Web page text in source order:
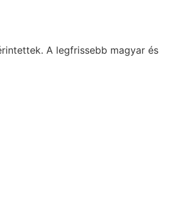
A legfrissebb magyar és